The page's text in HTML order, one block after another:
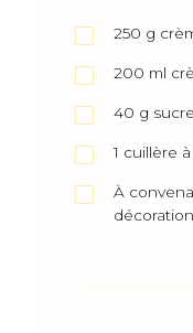
250 g
200 ml
40 g
1 cuillère
À
décoration